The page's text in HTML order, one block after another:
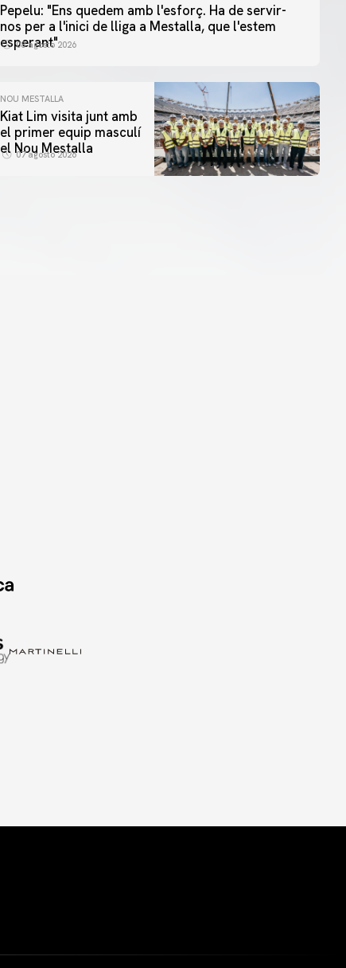
Pepelu: "Ens quedem amb l'esforç. Ha de servir-
nos per a l'inici de lliga a Mestalla, que l'estem
esperant"
08 agosto 2026
NOU MESTALLA
Kiat Lim visita junt amb
el primer equip masculí
el Nou Mestalla
07 agosto 2026